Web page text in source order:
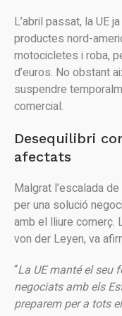
L’abril passat, la UE
productes nord-
motocicletes i roba,
d’euros. No obstant
suspendre
comercial.
Desequilibri
afectats
Malgrat l’escalada
per una solució
amb el lliure comerç.
von der Leyen, va
“La UE manté el seu
negociats amb els
preparem per a tots